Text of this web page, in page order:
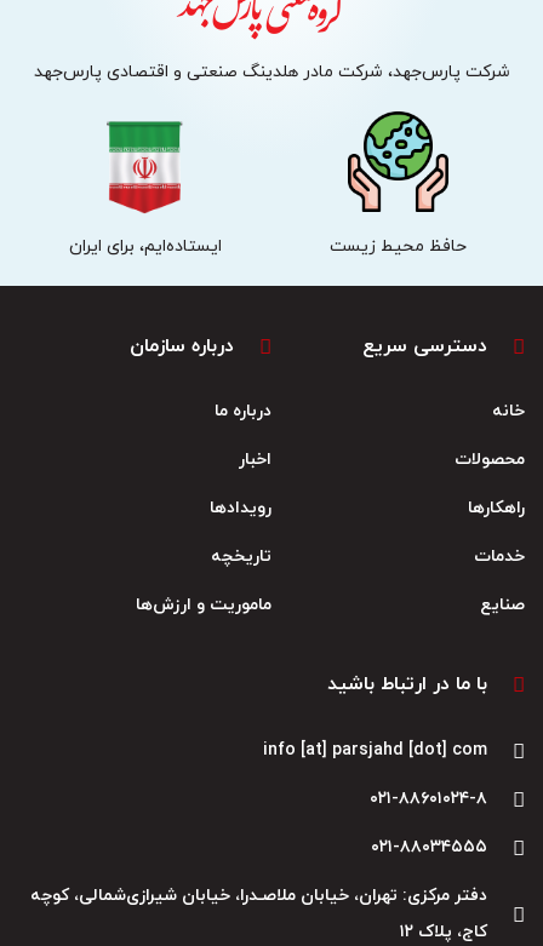
شرکت پارس‌جهد، شرکت مادر هلدینگ صنعتی و اقتصادی پارس‌جهد
حافظ محیط زیست ایستاده‌ایم، برای ایران
دسترسی سریع
خانه
محصولات
راهکارها
خدمات
صنایع
درباره سازمان
درباره ما
اخبار
رویدادها
تاریخچه
ماموریت و ارزش‌ها
با ما در ارتباط باشید
info [at] parsjahd [dot] com
۰۲۱-۸۸۶۰۱۰۲۴-۸
۰۲۱-۸۸۰۳۴۵۵۵
دفتر مرکزی: تهران، خیابان ملاصـدرا، خیابان شیرازی‌شمالی، کوچه
کاج، پلاک ۱۲